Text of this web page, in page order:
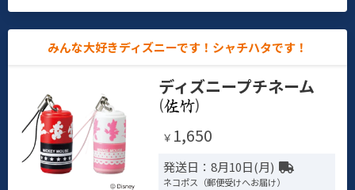
みんな大好きディズニーです！シャチハタです！
ディズニープチネーム
( )
￥ 1,650
発送日：8月10日(月)
ネコポス（郵便受けへお届け）